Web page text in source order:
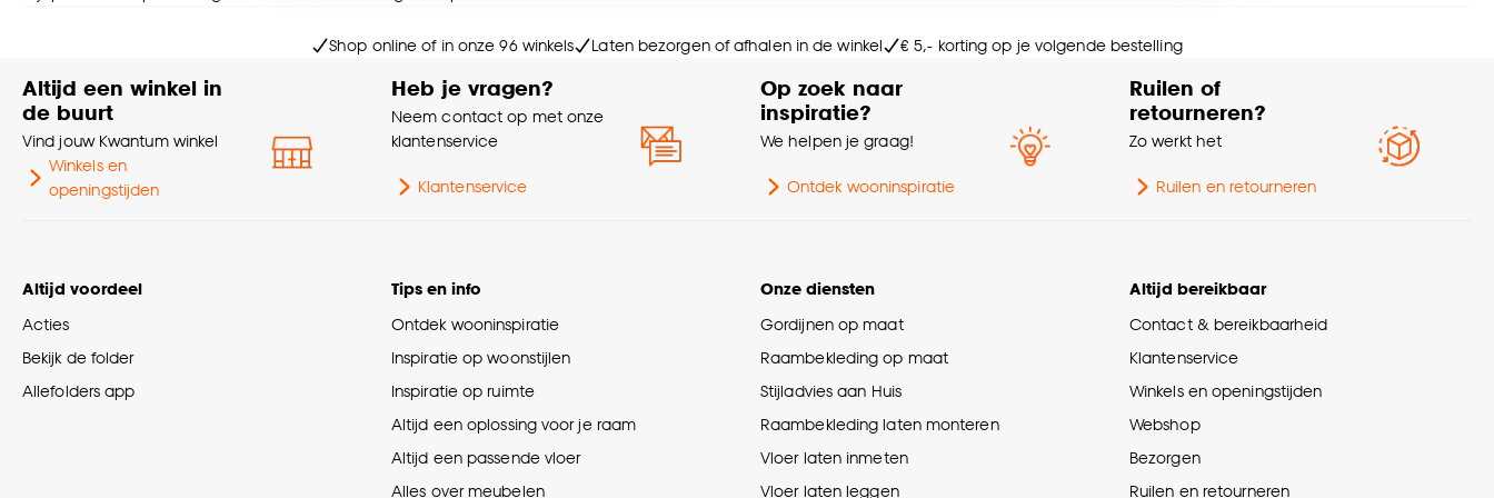
Goed om te weten is dat je deze keuze altijd nog kan aanpassen, bekijk hiervoor onze
Breedte 32 CM
8.4 CM
1 Stk
Shop online of in onze 96 winkels Laten bezorgen of afhalen in de winkel € 5,- korting op je volgende bestelling
Altijd een winkel in
de buurt
Vind jouw Kwantum winkel
Winkels en
openingstijden
Heb je vragen?
Neem contact op met onze
klantenservice
Klantenservice
Op zoek naar
inspiratie?
We helpen je graag!
Ontdek wooninspiratie
Ruilen of
retourneren?
Zo werkt het
Ruilen en retourneren
Altijd voordeel
Acties
Bekijk de folder
Allefolders app
Tips en info
Ontdek wooninspiratie
Inspiratie op woonstijlen
Inspiratie op ruimte
Altijd een oplossing voor je raam
Altijd een passende vloer
Alles over meubelen
Onze diensten
Gordijnen op maat
Raambekleding op maat
Stijladvies aan Huis
Raambekleding laten monteren
Vloer laten inmeten
Vloer laten leggen
Altijd bereikbaar
Contact & bereikbaarheid
Klantenservice
Winkels en openingstijden
Webshop
Bezorgen
Ruilen en retourneren